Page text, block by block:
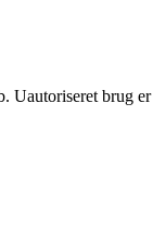
Uautoriseret brug